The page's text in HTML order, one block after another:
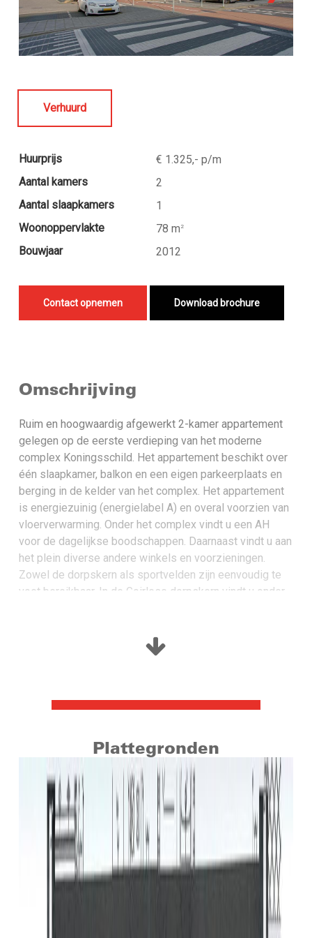
Verhuurd
Huurprijs
€ 1.325,- p/m
Aantal kamers
2
Aantal slaapkamers
1
Woonoppervlakte
78 m 2
Bouwjaar 2012
Contact opnemen Download brochure
Omschrijving
Ruim en hoogwaardig afgewerkt 2-kamer appartement
gelegen op de eerste verdieping van het moderne
complex Koningsschild. Het appartement beschikt over
één slaapkamer, balkon en een eigen parkeerplaats en
berging in de kelder van het complex. Het appartement
is energiezuinig (energielabel A) en overal voorzien van
vloerverwarming. Onder het complex vindt u een AH
voor de dagelijkse boodschappen. Daarnaast vindt u aan
het plein diverse andere winkels en voorzieningen.
Zowel de dorpskern als sportvelden zijn eenvoudig te
voet bereikbaar. In de Goirlese dorpskern vindt u onder
ten opzichte van diverse uitvalswegen richting de
omliggende dorpen en steden.
Het appartement is beschikbaar per 01-07-2028.
jaarinkomen te hebben van minimaal € 56.700,-.
Daarnaast zal er in de huurovereenkomst een
waarborgsom worden opgenomen ter grootte van: €
2.650,- (tweemaal de maand huur). Verder is belangrijk
om te weten dat de huur voor minimaal 1 jaar is, hierna
loopt het contract door met een opzegtermijn van 2
maanden.
Woonoppervlakte: circa 78 m²
Plattegronden